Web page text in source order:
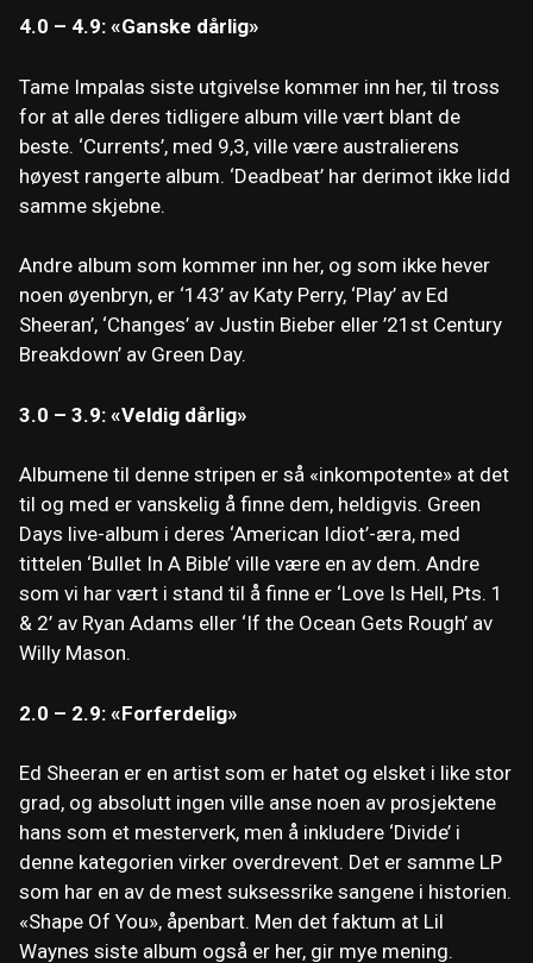
4.0 – 4.9: «Ganske dårlig»
Tame Impalas siste utgivelse kommer inn her, til tross
for at alle deres tidligere album ville vært blant de
beste. ‘Currents’, med 9,3, ville være australierens
høyest rangerte album. ‘Deadbeat’ har derimot ikke lidd
samme skjebne.
Andre album som kommer inn her, og som ikke hever
noen øyenbryn, er ‘143’ av Katy Perry, ‘Play’ av Ed
Sheeran’, ‘Changes’ av Justin Bieber eller ’21st Century
Breakdown’ av Green Day.
3.0 – 3.9: «Veldig dårlig»
Albumene til denne stripen er så «inkompotente» at det
til og med er vanskelig å finne dem, heldigvis. Green
Days live-album i deres ‘American Idiot’-æra, med
tittelen ‘Bullet In A Bible’ ville være en av dem. Andre
som vi har vært i stand til å finne er ‘Love Is Hell, Pts. 1
& 2’ av Ryan Adams eller ‘If the Ocean Gets Rough’ av
Willy Mason.
2.0 – 2.9: «Forferdelig»
Ed Sheeran er en artist som er hatet og elsket i like stor
grad, og absolutt ingen ville anse noen av prosjektene
hans som et mesterverk, men å inkludere ‘Divide’ i
denne kategorien virker overdrevent. Det er samme LP
som har en av de mest suksessrike sangene i historien.
«Shape Of You», åpenbart. Men det faktum at Lil
Waynes siste album også er her, gir mye mening.